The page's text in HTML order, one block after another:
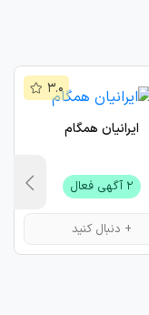
ایرانیان همگام
۲ آگهی فعال
۳.۰
+ دنبال کنید